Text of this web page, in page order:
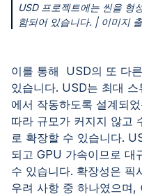
USD 프로젝트에는 씬을 형
함되어 있습니다. | 이미지
이를 통해 USD의 또 다
있습니다. USD는 최대
에서 작동하도록 설계되
따라 규모가 커지지 않고
로 확장할 수 있습니다.
되고 GPU 가속이므로 대
수 있습니다. 확장성은
우려 사항 중 하나였으며,